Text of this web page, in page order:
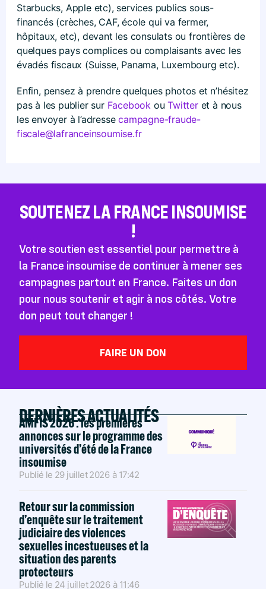
Starbucks, Apple etc), services publics sous-
financés (crèches, CAF, école qui va fermer,
hôpitaux, etc), devant les consulats ou frontières de
quelques pays complices ou complaisants avec les
évadés fiscaux (Suisse, Panama, Luxembourg etc).
Enfin, pensez à prendre quelques photos et n’hésitez
pas à les publier sur Facebook ouTwitter et à nous
les envoyer à l’adressecampagne-fraude-
fiscale@lafranceinsoumise.fr
SOUTENEZ LA FRANCE INSOUMISE
!
Votre soutien est essentiel pour permettre à
la France insoumise de continuer à mener ses
campagnes partout en France. Faites un don
pour nous soutenir et agir à nos côtés. Votre
don peut tout changer !
FAIRE UN DON
DERNIÈRES ACTUALITÉS
AMFIS 2026 : les premières
annonces sur le programme des
universités d’été de la France
insoumise
Publié le 29 juillet 2026 à 17:42
Retour sur la commission
d’enquête sur le traitement
judiciaire des violences
sexuelles incestueuses et la
situation des parents
protecteurs
Publié le 24 juillet 2026 à 11:46